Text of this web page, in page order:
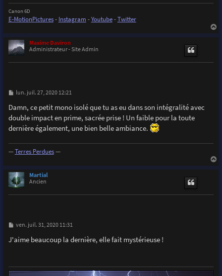
Canon 6D
E-MotionPictures- Instagram -Youtube-Twitter
Maxime Daviron
Administrateur - Site Admin
M
s
s
a
e
lun. juil. 27, 2020 12:21
Damn, ce petit mono isolé que tu as eu dans son intégralité avec
double impact en prime, sacrée prise ! Un faible pour la toute
dernière également, une bien belle ambiance.
—Terres Perdues—
Martial
Ancien
M
s
s
ven. juil. 31, 2020 11:31
J'aime beaucoup la dernière, elle fait mystérieuse !